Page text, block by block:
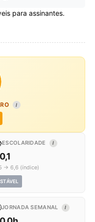
para assinantes.
I
ESCOLARIDADE I
→ 6,6 (índice)
JORNADA SEMANAL I